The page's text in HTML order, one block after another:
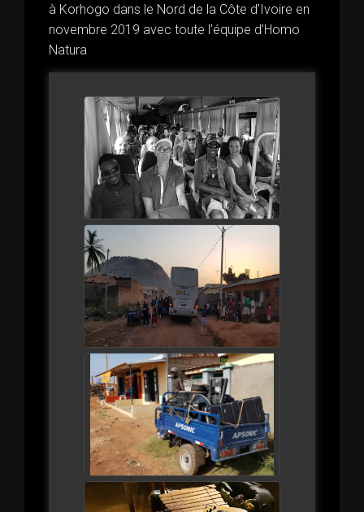
à Korhogo dans le Nord de la Côte d’Ivoire en
novembre 2019 avec toute l’équipe d’Homo
Natura